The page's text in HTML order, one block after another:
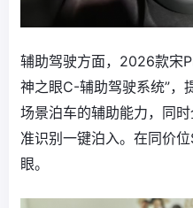
辅助驾驶方面，2026款宋
神之眼C-辅助驾驶系统”，
场景泊车的辅助能力，同
准识别一键泊入。在同价
眼。